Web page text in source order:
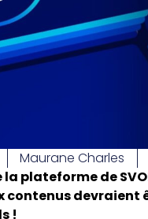
Maurane Charles
plateforme de
devraient
!